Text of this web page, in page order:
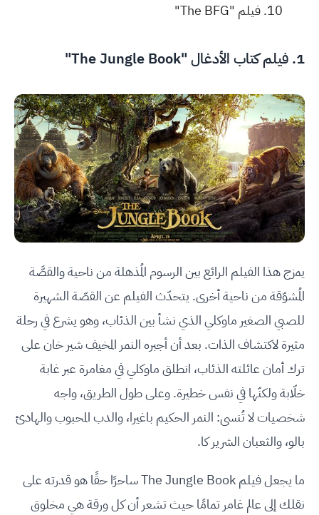
فيلم "The BFG"
1. فيلم كتاب الأدغال "The Jungle Book"
يمزج هذا الفيلم الرائع بين الرسوم المُذهلة من ناحية والقصَّة
المُشوّقة من ناحية أخرى. يتحدّث الفيلم عن القصّة الشهيرة
للصبي الصغير ماوكلي الذي نشأ بين الذئاب، وهو يشرع في رحلة
مثيرة لاكتشاف الذات. بعد أن أجبره النمر المخيف شير خان على
ترك أمان عائلته الذئاب، انطلق ماوكلي في مغامرة عبر غابة
خلّابة ولكنّها في نفس خطيرة. وعلى طول الطريق، واجه
شخصيات لا تُنسى: النمر الحكيم باغيرا، والدب المحبوب والهادئ
بالو، والثعبان الشرير كا.
ما يجعل فيلم The Jungle Book ساحرًا حقًا هو قدرته على
نقلك إلى عالم غامر تمامًا حيث تشعر أن كل ورقة هي مخلوق